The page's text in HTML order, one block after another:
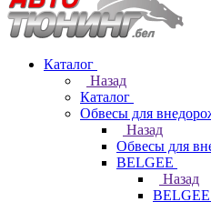
Каталог
Назад
Каталог
Обвесы для
Назад
Обвесы для
BELGEE
Назад
BELGEE